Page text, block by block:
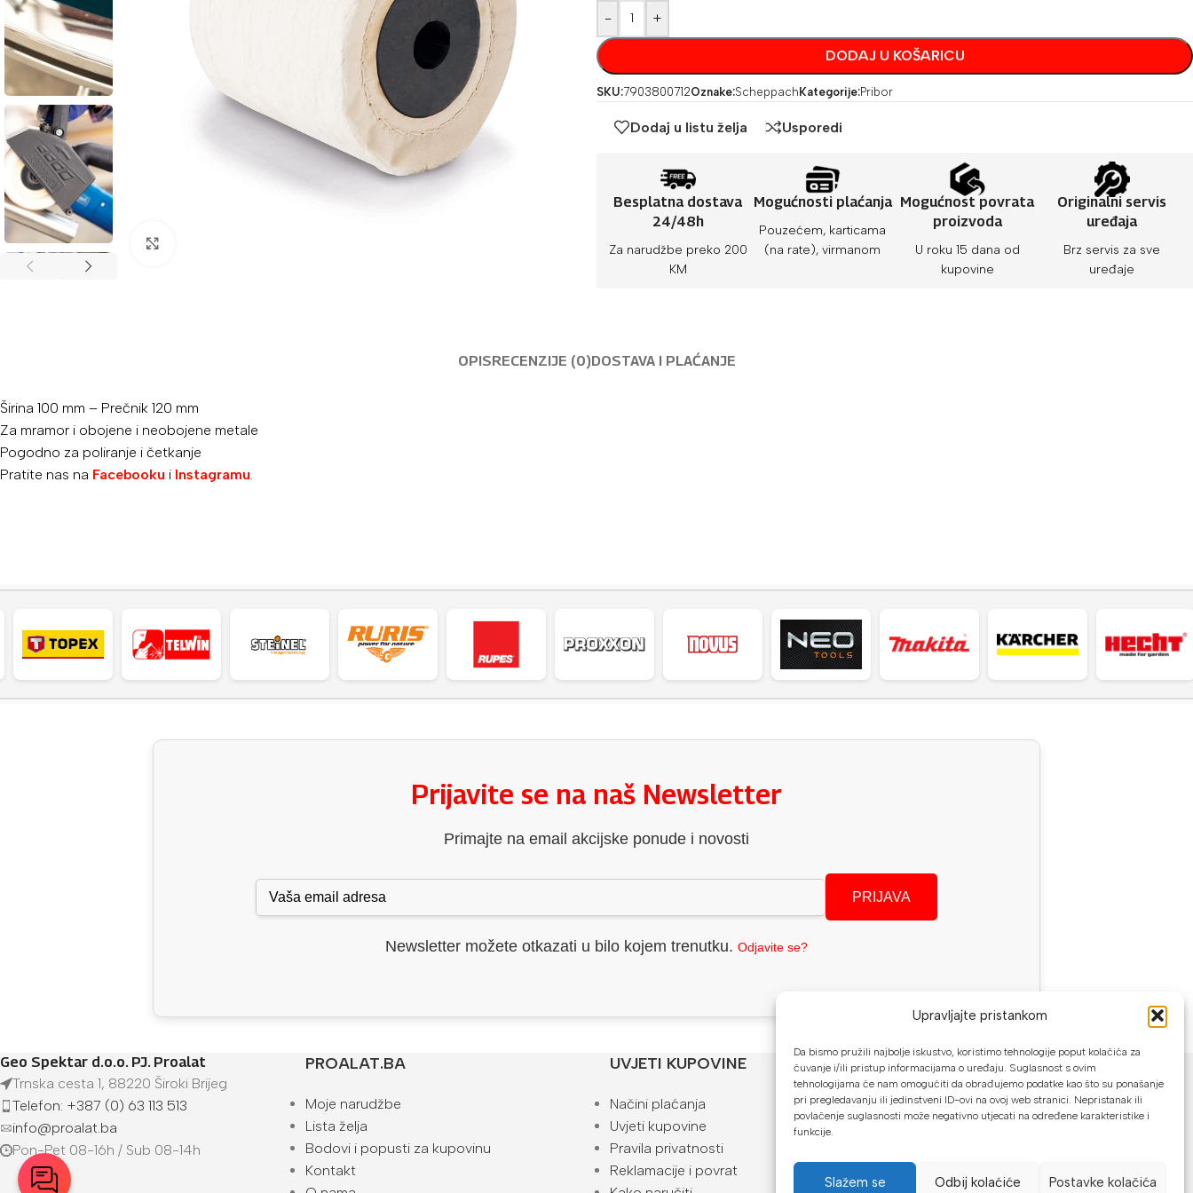
Upravljajte pristankom
Da bismo pružili najbolje iskustvo, koristimo tehnologije poput kolačića za
čuvanje i/ili pristup informacijama o uređaju. Suglasnost s ovim
tehnologijama će nam omogućiti da obrađujemo podatke kao što su ponašanje
pri pregledavanju ili jedinstveni ID-ovi na ovoj web stranici. Nepristanak ili
povlačenje suglasnosti može negativno utjecati na određene karakteristike i
funkcije.
Slažem se Odbij kolaćiće Postavke kolačića
- +
DODAJ U KOŠARICU
SKU:7903800712Oznake:ScheppachKategorije:Pribor
Dodaj u listu želja Usporedi
Besplatna dostava
24/48h
Za narudžbe preko 200
KM
Mogućnosti plaćanja
Pouzećem, karticama
(na rate), virmanom
Mogućnost povrata
proizvoda
U roku 15 dana od
kupovine
Originalni servis
uređaja
Brz servis za sve
uređaje
OPISRECENZIJE (0)DOSTAVA I PLAĆANJE
Širina 100 mm – Prečnik 120 mm
Za mramor i obojene i neobojene metale
Pogodno za poliranje i četkanje
Pratite nas na Facebooku i Instagramu.
Prijavite se na naš Newsletter
Primajte na email akcijske ponude i novosti
PRIJAVA
Newsletter možete otkazati u bilo kojem trenutku. Odjavite se?
Geo Spektar d.o.o. PJ. Proalat
Trnska cesta 1, 88220 Široki Brijeg
Telefon: +387 (0) 63 113 513
info@proalat.ba
Pon-Pet 08-16h / Sub 08-14h
PROALAT.BA
Moje narudžbe
Lista želja
Bodovi i popusti za kupovinu
Kontakt
UVJETI KUPOVINE
Načini plaćanja
Uvjeti kupovine
Pravila privatnosti
Reklamacije i povrat
NAČINI PLAĆANJA
U našoj web trgovini možete platiti: